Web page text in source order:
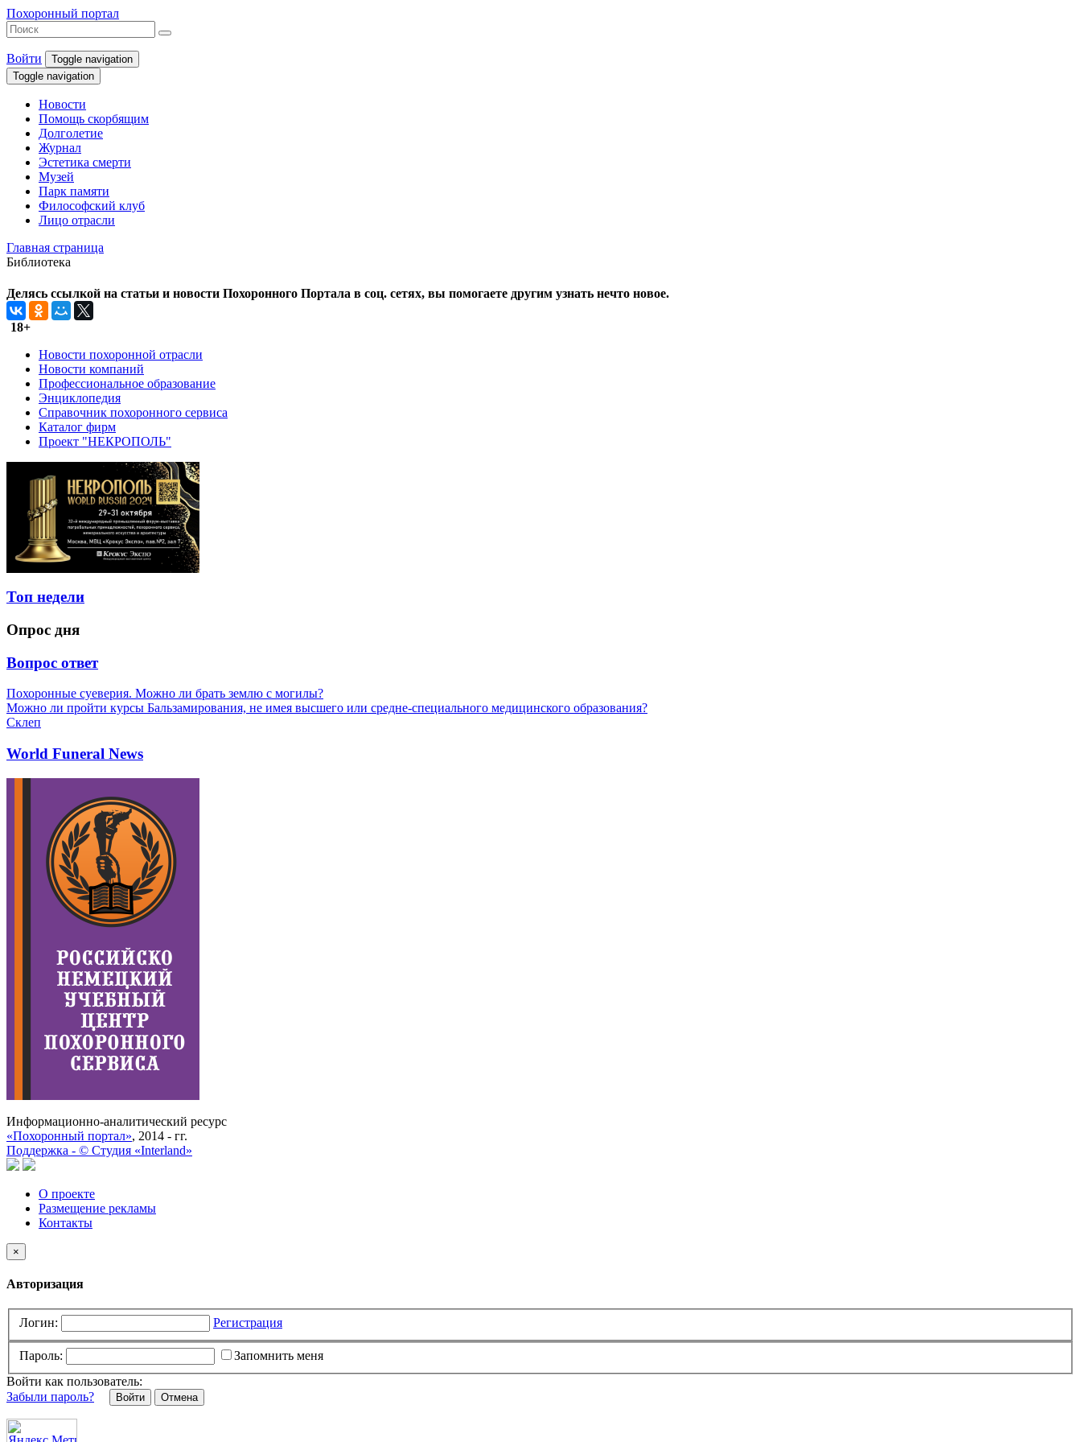
Похоронный портал
Войти
Toggle navigation
Toggle navigation
Новости
Помощь скорбящим
Долголетие
Журнал
Эстетика смерти
Музей
Парк памяти
Философский клуб
Лицо отрасли
Главная страница
Библиотека
Делясь ссылкой на статьи и новости Похоронного Портала в соц. сетях, вы помогаете другим узнать нечто новое.
18+
Новости похоронной отрасли
Новости компаний
Профессиональное образование
Энциклопедия
Справочник похоронного сервиса
Каталог фирм
Проект "НЕКРОПОЛЬ"
Топ недели
Опрос дня
Вопрос ответ
Похоронные суеверия. Можно ли брать землю с могилы?
Можно ли пройти курсы Бальзамирования, не имея высшего или средне-специального медицинского образования?
Склеп
World Funeral News
Информационно-аналитический ресурс
«Похоронный портал», 2014 - гг.
Поддержка - © Cтудия «Interland»
О проекте
Размещение рекламы
Контакты
×
Авторизация
Логин: Регистрация
Пароль:
Запомнить меня
Войти как пользователь:
Забыли пароль?
Отмена